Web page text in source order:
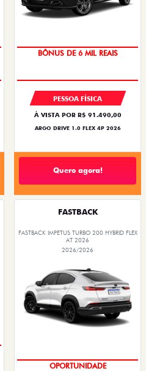
TAXA ZERO
PESSOA FÍSICA
À VISTA POR R$ 91.490,00
ARGO DRIVE 1.0 FLEX 4P 2026
Quero agora!
FASTBACK
FASTBACK IMPETUS TURBO 200 HYBRID FLEX
AT 2026
2026/2026
OPORTUNIDADE